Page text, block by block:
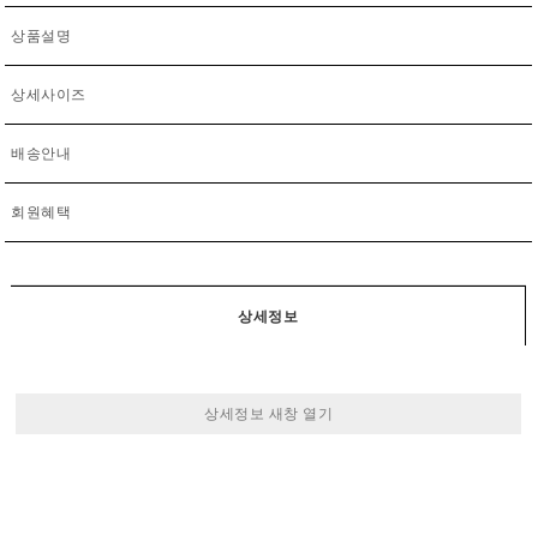
상품설명
상세사이즈
배송안내
회원혜택
상세정보
상세정보 새창 열기